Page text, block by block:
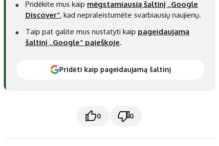
Pridėkite mus kaip mėgstamiausią šaltinį „Google
Discover“, kad nepraleistumėte svarbiausių naujienų.
Taip pat galite mus nustatyti kaip pageidaujamą
šaltinį „Google“ paieškoje.
Pridėti kaip pageidaujamą šaltinį
0 0